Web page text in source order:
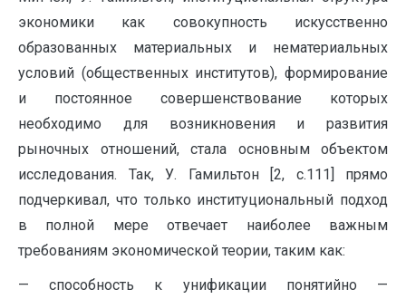
экономики как совокупность искусственно
образованных материальных и нематериальных
условий (общественных институтов), формирование
и постоянное совершенствование которых
необходимо для возникновения и развития
рыночных отношений, стала основным объектом
исследования. Так, У. Гамильтон [2, с.111] прямо
подчеркивал, что только институциональный подход
в полной мере отвечает наиболее важным
требованиям экономической теории, таким как:
— способность к унификации понятийно —